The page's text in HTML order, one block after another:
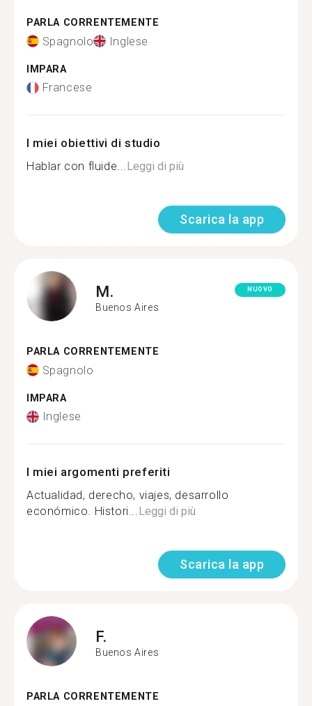
PARLA CORRENTEMENTE
Spagnolo Inglese
IMPARA
Francese
I miei obiettivi di studio
Hablar con fluide...Leggi di più
Scarica la app
M.
Buenos Aires
NUOVO
PARLA CORRENTEMENTE
Spagnolo
IMPARA
Inglese
I miei argomenti preferiti
Actualidad, derecho, viajes, desarrollo
económico. Histori...Leggi di più
Scarica la app
F.
Buenos Aires
PARLA CORRENTEMENTE